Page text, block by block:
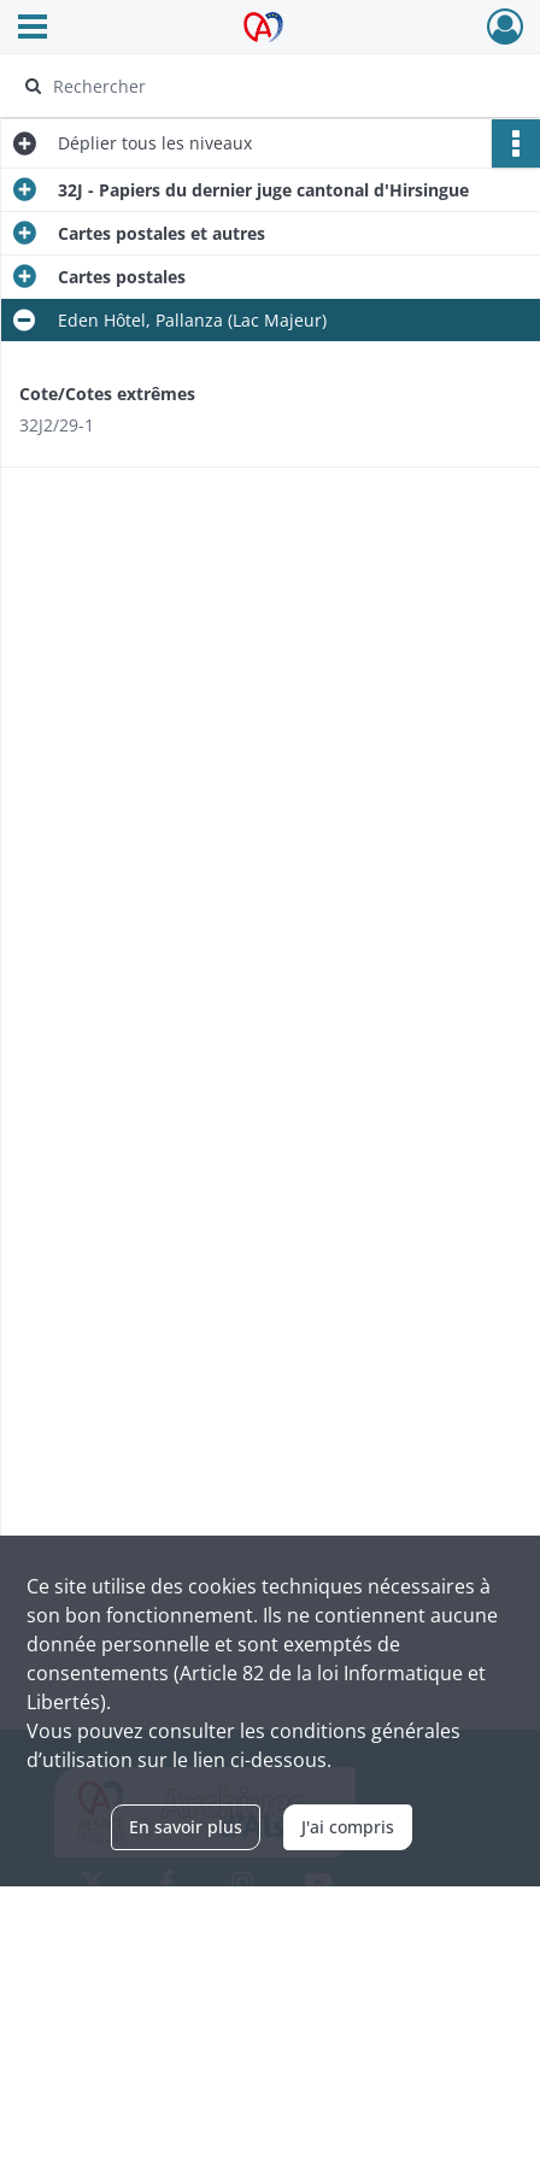
Archives Alsace - Colmar
Ouvrir le menu déroulant
Déplier tous les niveaux
32J - Papiers du dernier juge cantonal d'Hirsingue
Cartes postales et autres
Cartes postales
Eden Hôtel, Pallanza (Lac Majeur)
Cote/Cotes extrêmes
32J2/29-1
Ce site utilise des cookies techniques nécessaires à
son bon fonctionnement. Ils ne contiennent aucune
donnée personnelle et sont exemptés de
consentements (Article 82 de la loi Informatique et
Libertés).
Vous pouvez consulter les conditions générales
d’utilisation sur le lien ci-dessous.
En savoir plus J'ai compris